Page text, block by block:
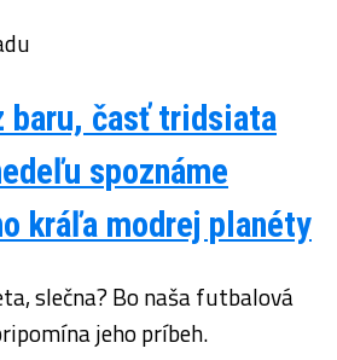
baru, časť tridsiata
spoznáme
kráľa modrej planéty
slečna? Bo naša futbalová
jeho príbeh.